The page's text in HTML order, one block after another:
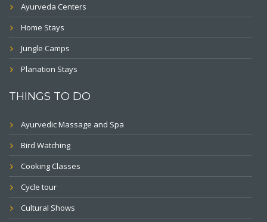
Ayurveda Centers
Home Stays
Jungle Camps
Planation Stays
THINGS TO DO
Ayurvedic Massage and Spa
Bird Watching
Cooking Classes
Cycle tour
Cultural Shows